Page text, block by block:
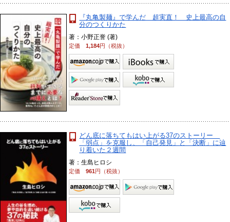
『丸亀製麺』で学んだ 超実直！ 史上最高の自
分のつくりかた
著：小野正誉 (著)
定価1,184円（税抜）
どん底に落ちてもはい上がる37のストーリー
「弱点」を克服し、「自己発見」と「決断」に辿
り着いた２週間
著：生島ヒロシ
定価961円（税抜）